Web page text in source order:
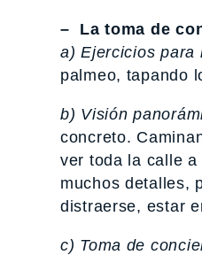
– La toma de
a) Ejercicios para
palmeo, tapando
b) Visión
concreto.
ver toda la calle
muchos detalles,
distraerse, estar
c) Toma de